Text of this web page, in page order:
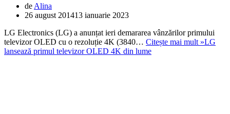
de Alina
26 august 201413 ianuarie 2023
LG Electronics (LG) a anunțat ieri demararea vânzărilor primului
televizor OLED cu o rezoluție 4K (3840… Citește mai mult »LG
lansează primul televizor OLED 4K din lume